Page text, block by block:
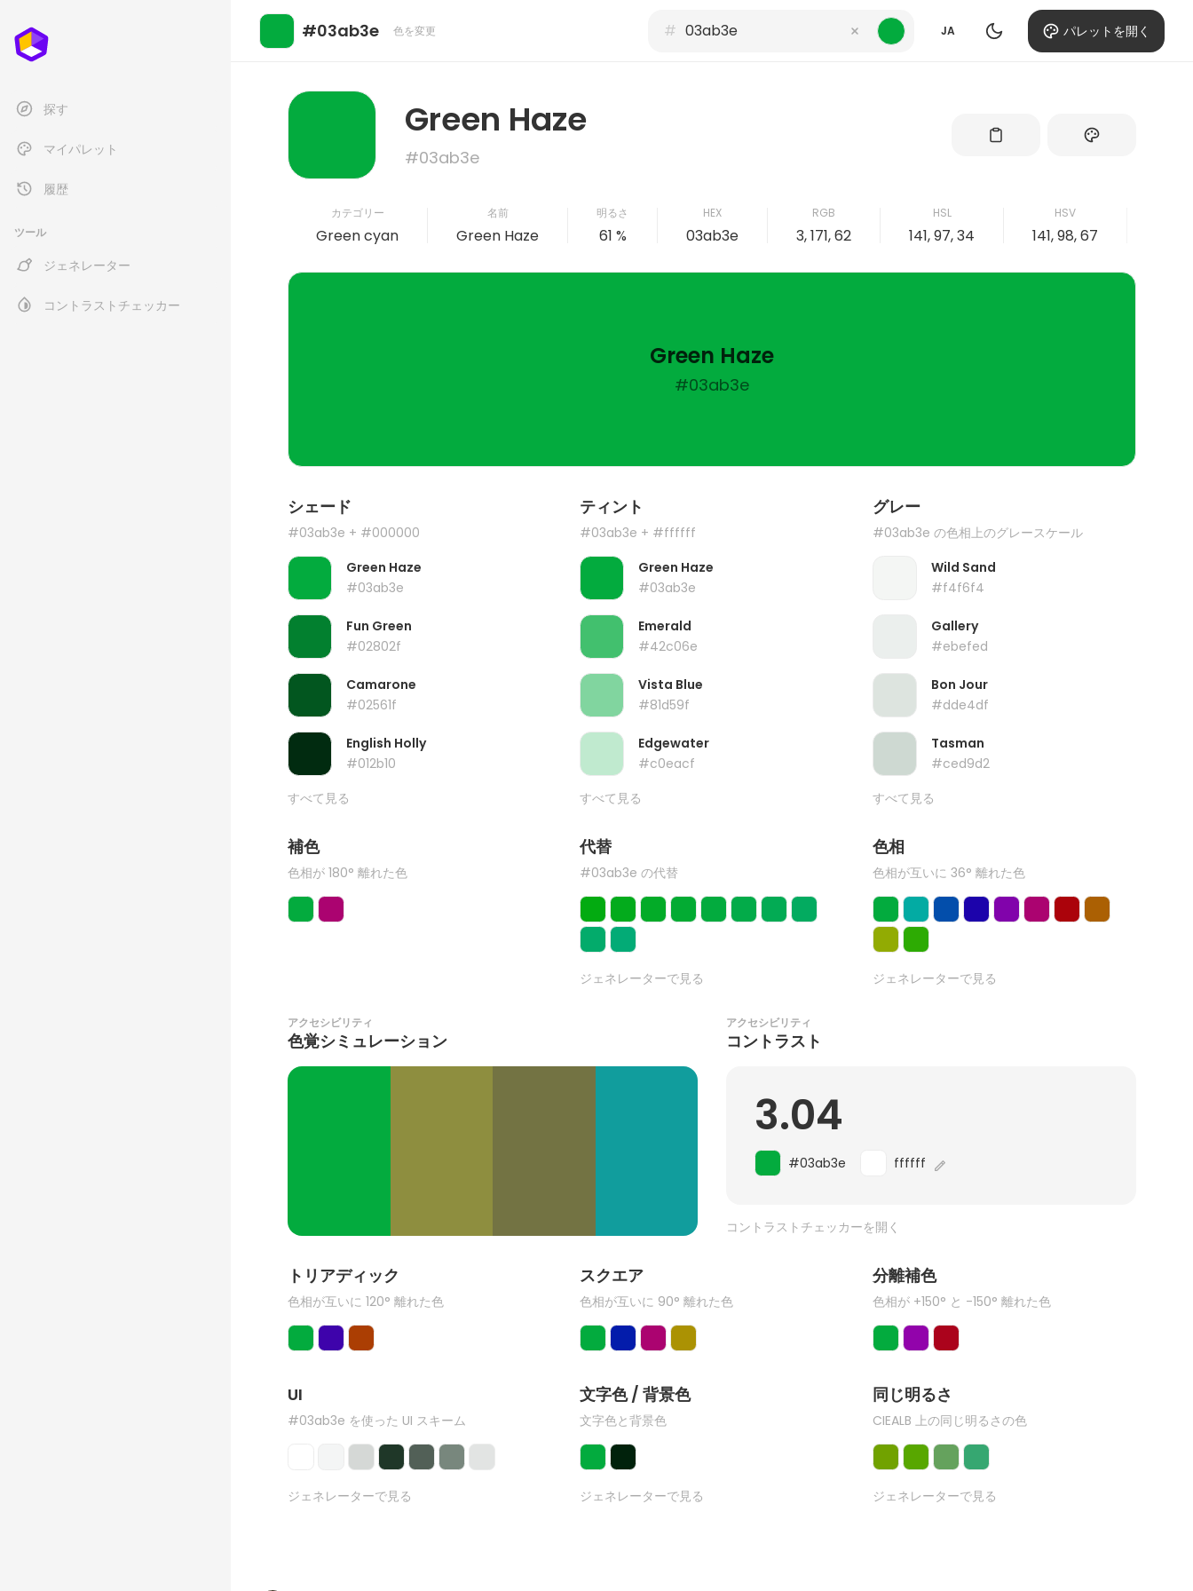
探す
マイパレット
履歴
ツール
ジェネレーター
コントラストチェッカー
#03ab3e 色を変更 # JA パレットを開く
Green Haze
#03ab3e
カテゴリー
Green cyan
名前
Green Haze
明るさ
61 %
HEX
03ab3e
RGB
3, 171, 62
HSL
141, 97, 34
HSV
141, 98, 67
Green Haze
#03ab3e
シェード
#03ab3e + #000000
Green Haze
#03ab3e
Fun Green
#02802f
Camarone
#02561f
English Holly
#012b10
すべて見る
ティント
#03ab3e + #ffffff
Green Haze
#03ab3e
Emerald
#42c06e
Vista Blue
#81d59f
Edgewater
#c0eacf
すべて見る
グレー
#03ab3e の色相上のグレースケール
Wild Sand
#f4f6f4
Gallery
#ebefed
Bon Jour
#dde4df
Tasman
#ced9d2
すべて見る
補色
色相が 180° 離れた色
代替
#03ab3e の代替
ジェネレーターで見る
色相
色相が互いに 36° 離れた色
ジェネレーターで見る
アクセシビリティ
色覚シミュレーション
アクセシビリティ
コントラスト
3.04
#03ab3e ffffff
コントラストチェッカーを開く
トリアディック
色相が互いに 120° 離れた色
スクエア
色相が互いに 90° 離れた色
分離補色
色相が +150° と -150° 離れた色
UI
#03ab3e を使った UI スキーム
ジェネレーターで見る
文字色 / 背景色
文字色と背景色
ジェネレーターで見る
同じ明るさ
CIEALB 上の同じ明るさの色
ジェネレーターで見る